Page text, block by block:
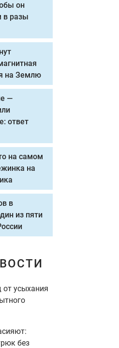
он
в разы
на Землю
—
ответ
на самом
на
в
из пяти
от усыхания
без